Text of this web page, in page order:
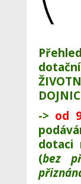
DOJNIC
-> od
dotaci
(bez